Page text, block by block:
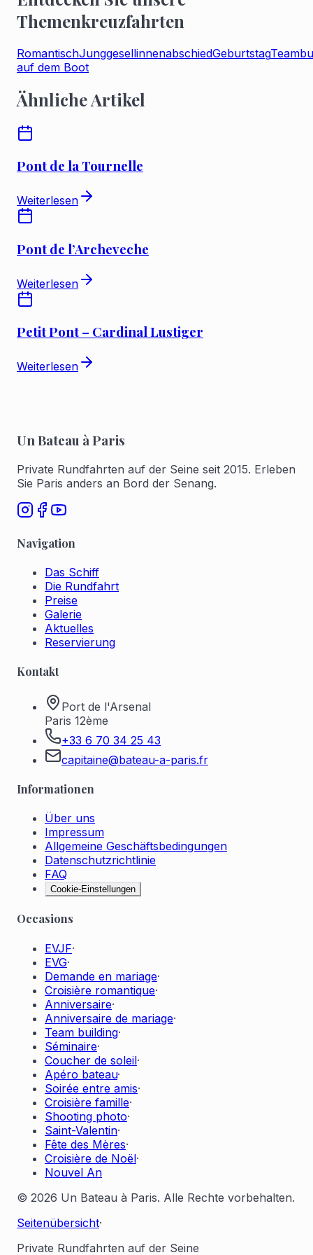
Themenkreuzfahrten
RomantischJunggesellinnenabschiedGeburtstag
auf dem Boot
Ähnliche Artikel
Pont de la Tournelle
Weiterlesen
Pont de l’Archeveche
Weiterlesen
Petit Pont – Cardinal Lustiger
Weiterlesen
Un Bateau à Paris
Private Rundfahrten auf der Seine seit 2015. Erleben
Sie Paris anders an Bord der Senang.
Navigation
Das Schiff
Die Rundfahrt
Preise
Galerie
Aktuelles
Reservierung
Kontakt
Port de l'Arsenal
Paris 12ème
+33 6 70 34 25 43
capitaine@bateau-a-paris.fr
Informationen
Über uns
Impressum
Allgemeine Geschäftsbedingungen
Datenschutzrichtlinie
FAQ
Cookie-Einstellungen
Occasions
EVJF·
EVG·
Demande en mariage·
Croisière romantique·
Anniversaire·
Anniversaire de mariage·
Team building·
Séminaire·
Coucher de soleil·
Apéro bateau·
Soirée entre amis·
Croisière famille·
Shooting photo·
Saint-Valentin·
Fête des Mères·
Croisière de Noël·
Nouvel An
© 2026 Un Bateau à Paris. Alle Rechte vorbehalten.
Seitenübersicht·
Private Rundfahrten auf der Seine